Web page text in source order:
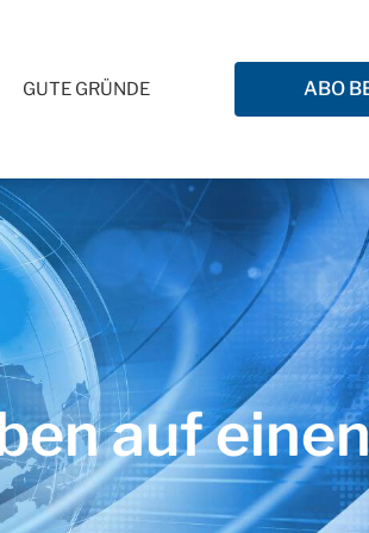
GUTE GRÜNDE ABO
auf